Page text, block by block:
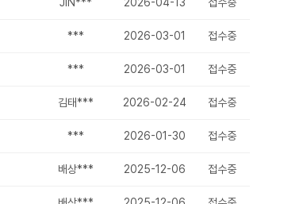
*** 2026-03-01 접수중
*** 2026-03-01 접수중
김태*** 2026-02-24 접수중
*** 2026-01-30 접수중
배상*** 2025-12-06 접수중